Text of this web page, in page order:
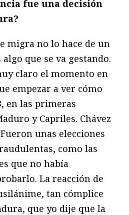
fue una decisión
migra no lo hace de un
que se va gestando.
claro el momento en
empezar a ver cómo
en las primeras
y Capriles. Chávez
unas elecciones
como las
que no había
La reacción de
tan cómplice
que yo dije que la